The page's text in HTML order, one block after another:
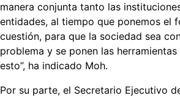
manera conjunta tanto las
entidades, al tiempo que ponemos el
cuestión, para que la sociedad sea
problema y se ponen las
esto”, ha indicado Moh.
Por su parte, el Secretario Ejecutivo